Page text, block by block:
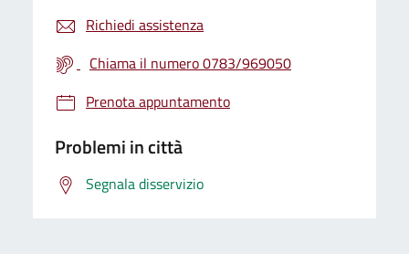
Richiedi assistenza
Chiama il numero 0783/969050
Prenota appuntamento
Problemi in città
Segnala disservizio